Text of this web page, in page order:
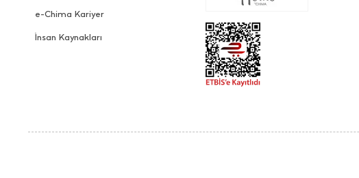
e-Chima Kariyer
İnsan Kaynakları